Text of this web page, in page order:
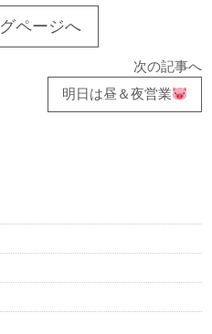
ページへ
次の記事へ
明日は昼＆夜営業